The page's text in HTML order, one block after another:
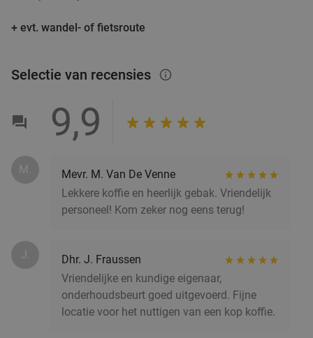
+ evt. wandel- of fietsroute
Selectie van recensies info_outlined
9,9
M.
Mevr. M. Van De Venne
Lekkere koffie en heerlijk gebak. Vriendelijk
personeel! Kom zeker nog eens terug!
J.
Dhr. J. Fraussen
Vriendelijke en kundige eigenaar,
onderhoudsbeurt goed uitgevoerd. Fijne
locatie voor het nuttigen van een kop koffie.